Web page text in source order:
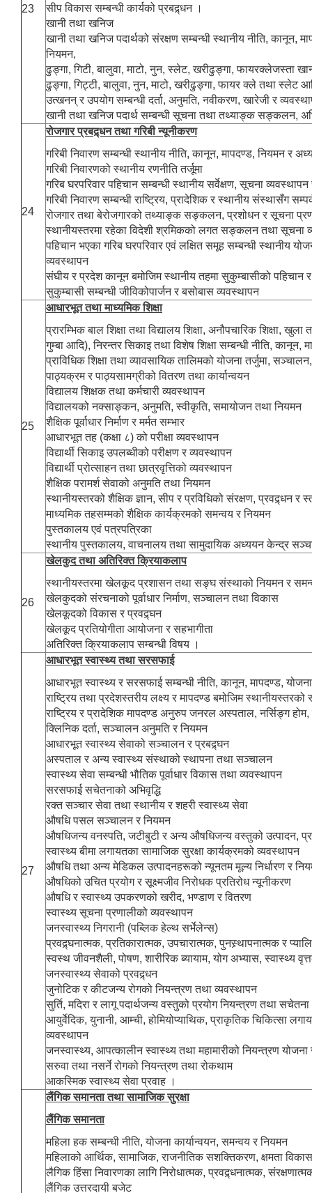
23
सीप विकास सम्बन्धी कार्यको प्रबद्र्धन ।
खानी तथा खनिज
खानी तथा खनिज पदार्थको संरक्षण सम्बन्धी स्थानीय नीति, कानून,
नियमन,
ढुङ्गा, गिटी, बालुवा, माटो, नुन, स्लेट, खरीढुङ्गा, फायरक्लेजस्ता
ढुङ्गा, गिट्टी, बालुवा, नुन, माटो, खरीढुङ्गा, फायर क्ले तथा स्लेट
उत्खनन् र उपयोग सम्बन्धी दर्ता, अनुमति, नवीकरण, खारेजी र
खानी तथा खनिज पदार्थ सम्बन्धी सूचना तथा तथ्याङ्क सङ्कलन,
24
रोजगार प्रबद्र्धन तथा गरिबी न्यूनीकरण
गरिबी निवारण सम्बन्धी स्थानीय नीति, कानून, मापदण्ड, नियमन र
गरिबी निवारणको स्थानीय रणनीति तर्जूमा
गरिब घरपरिवार पहिचान सम्बन्धी स्थानीय सर्वेक्षण, सूचना
गरिबी निवारण सम्बन्धी राष्ट्रिय, प्रादेशिक र स्थानीय संस्थासँग
रोजगार तथा बेरोजगारको तथ्याङ्क सङ्कलन, प्रशोधन र सूचना
स्थानीयस्तरमा रहेका विदेशी श्रमिकको लगत सङ्कलन तथा सूचना
पहिचान भएका गरिब घरपरिवार एवं लक्षित समूह सम्बन्धी स्थानीय
व्यवस्थापन
संघीय र प्रदेश कानून बमोजिम स्थानीय तहमा सुकुम्बासीको पहिचान
सुकुम्बासी सम्बन्धी जीविकोपार्जन र बसोबास व्यवस्थापन
25
आधारभूत तथा माध्यमिक शिक्षा
प्रारम्भिक बाल शिक्षा तथा विद्यालय शिक्षा, अनौपचारिक शिक्षा,
गुम्बा आदि), निरन्तर सिकाइ तथा विशेष शिक्षा सम्बन्धी नीति, कानून,
प्राविधिक शिक्षा तथा व्यावसायिक तालिमको योजना तर्जुमा,
पाठ्यक्रम र पाठ्यसामग्रीको वितरण तथा कार्यान्वयन
विद्यालय शिक्षक तथा कर्मचारी व्यवस्थापन
विद्यालयको नक्साङ्कन, अनुमति, स्वीकृति, समायोजन तथा नियमन
शैक्षिक पूर्वाधार निर्माण र मर्मत सम्भार
आधारभूत तह (कक्षा ८) को परीक्षा व्यवस्थापन
विद्यार्थी सिकाइ उपलब्धीको परीक्षण र व्यवस्थापन
विद्यार्थी प्रोत्साहन तथा छात्रवृत्तिको व्यवस्थापन
शैक्षिक परामर्श सेवाको अनुमति तथा नियमन
स्थानीयस्तरको शैक्षिक ज्ञान, सीप र प्रविधिको संरक्षण, प्रवद्र्धन र
माध्यमिक तहसम्मको शैक्षिक कार्यक्रमको समन्वय र नियमन
पुस्तकालय एवं पत्रपत्रिका
स्थानीय पुस्तकालय, वाचनालय तथा सामुदायिक अध्ययन केन्द्र
26
खेलकुद तथा अतिरिक्त क्रियाकलाप
स्थानीयस्तरमा खेलकूद प्रशासन तथा सङ्घ संस्थाको नियमन र
खेलकुदको संरचनाको पूर्वाधार निर्माण, सञ्चालन तथा विकास
खेलकूदको विकास र प्रवद्र्घन
खेलकूद प्रतियोगीता आयोजना र सहभागीता
अतिरिक्त क्रियाकलाप सम्बन्धी विषय ।
27
आधारभूत स्वास्थ्य तथा सरसफाई
आधारभूत स्वास्थ्य र सरसफाई सम्बन्धी नीति, कानून, मापदण्ड,
राष्ट्रिय तथा प्रदेशस्तरीय लक्ष्य र मापदण्ड बमोजिम स्थानीयस्तरको
राष्ट्रिय र प्रादेशिक मापदण्ड अनुरुप जनरल अस्पताल, नर्सिङ्ग
क्लिनिक दर्ता, सञ्चालन अनुमति र नियमन
आधारभूत स्वास्थ्य सेवाको सञ्चालन र प्रबद्र्घन
अस्पताल र अन्य स्वास्थ्य संस्थाको स्थापना तथा सञ्चालन
स्वास्थ्य सेवा सम्बन्धी भौतिक पूर्वाधार विकास तथा व्यवस्थापन
सरसफाई सचेतनाको अभिवृद्धि
रक्त सञ्चार सेवा तथा स्थानीय र शहरी स्वास्थ्य सेवा
औषधि पसल सञ्चालन र नियमन
औषधिजन्य वनस्पति, जटीबुटी र अन्य औषधिजन्य वस्तुको उत्पादन,
स्वास्थ्य बीमा लगायतका सामाजिक सुरक्षा कार्यक्रमको व्यवस्थापन
औषधि तथा अन्य मेडिकल उत्पादनहरूको न्यूनतम मूल्य निर्धारण र
औषधिको उचित प्रयोग र सूक्ष्मजीव निरोधक प्रतिरोध न्यूनीकरण
औषधि र स्वास्थ्य उपकरणको खरीद, भण्डाण र वितरण
स्वास्थ्य सूचना प्रणालीको व्यवस्थापन
जनस्वास्थ्य निगरानी (पब्लिक हेल्थ सर्भेलेन्स)
प्रवद्र्घनात्मक, प्रतिकारात्मक, उपचारात्मक, पुनस्र्थापनात्मक र
स्वस्थ जीवनशैली, पोषण, शारीरिक ब्यायाम, योग अभ्यास, स्वास्थ्य
जनस्वास्थ्य सेवाको प्रवद्र्धन
जुनोटिक र कीटजन्य रोगको नियन्त्रण तथा व्यवस्थापन
सुर्ति, मदिरा र लागू पदार्थजन्य वस्तुको प्रयोग नियन्त्रण तथा सचेतना
आयुर्वेदिक, युनानी, आम्ची, होमियोप्याथिक, प्राकृतिक चिकित्सा
व्यवस्थापन
जनस्वास्थ्य, आपत्कालीन स्वास्थ्य तथा महामारीको नियन्त्रण योजना
सरुवा तथा नसर्ने रोगको नियन्त्रण तथा रोकथाम
आकस्मिक स्वास्थ्य सेवा प्रवाह ।
लैंगिक समानता तथा सामाजिक सुरक्षा
लैंगिक समानता
महिला हक सम्बन्धी नीति, योजना कार्यान्वयन, समन्वय र नियमन
महिलाको आर्थिक, सामाजिक, राजनीतिक सशक्तिकरण, क्षमता विकास
लैगिक हिंसा निवारणका लागि निरोधात्मक, प्रवद्र्धनात्मक,
लैंगिक उत्तरदायी बजेट